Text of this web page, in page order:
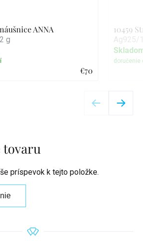
ANNA
g
€70
10459
príspevok k tejto položke.